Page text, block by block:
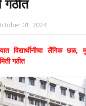
गठीत
01, 2024
विद्यार्थीनीचा लैंगिक छळ,
गठीत